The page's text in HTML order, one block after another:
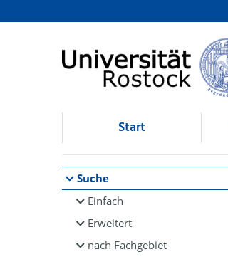
Browsen
direkt zum Inhalt
Start
Suche
Einfach
Erweitert
nach Fachgebiet